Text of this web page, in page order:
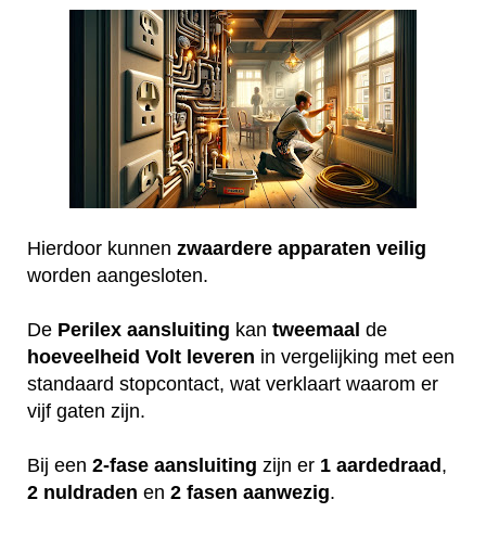
Hierdoor kunnen zwaardere apparaten veilig
worden aangesloten.
De Perilex aansluiting kan tweemaal de
hoeveelheid Volt leveren in vergelijking met een
standaard stopcontact, wat verklaart waarom er
vijf gaten zijn.
Bij een 2-fase aansluiting zijn er 1 aardedraad,
2 nuldraden en 2 fasen aanwezig.